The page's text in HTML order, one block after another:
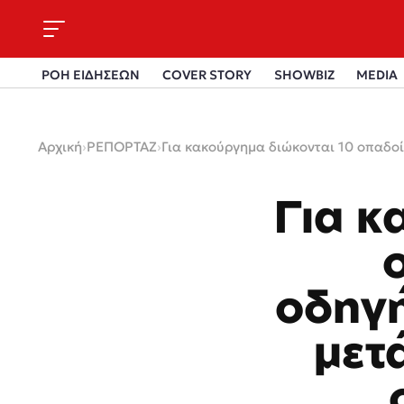
ΡΟΗ ΕΙΔΗΣΕΩΝ COVER STORY SHOWBIZ MEDIA
Αρχική›ΡΕΠΟΡΤΑΖ›Για κακούργημα διώκονται 10
Για